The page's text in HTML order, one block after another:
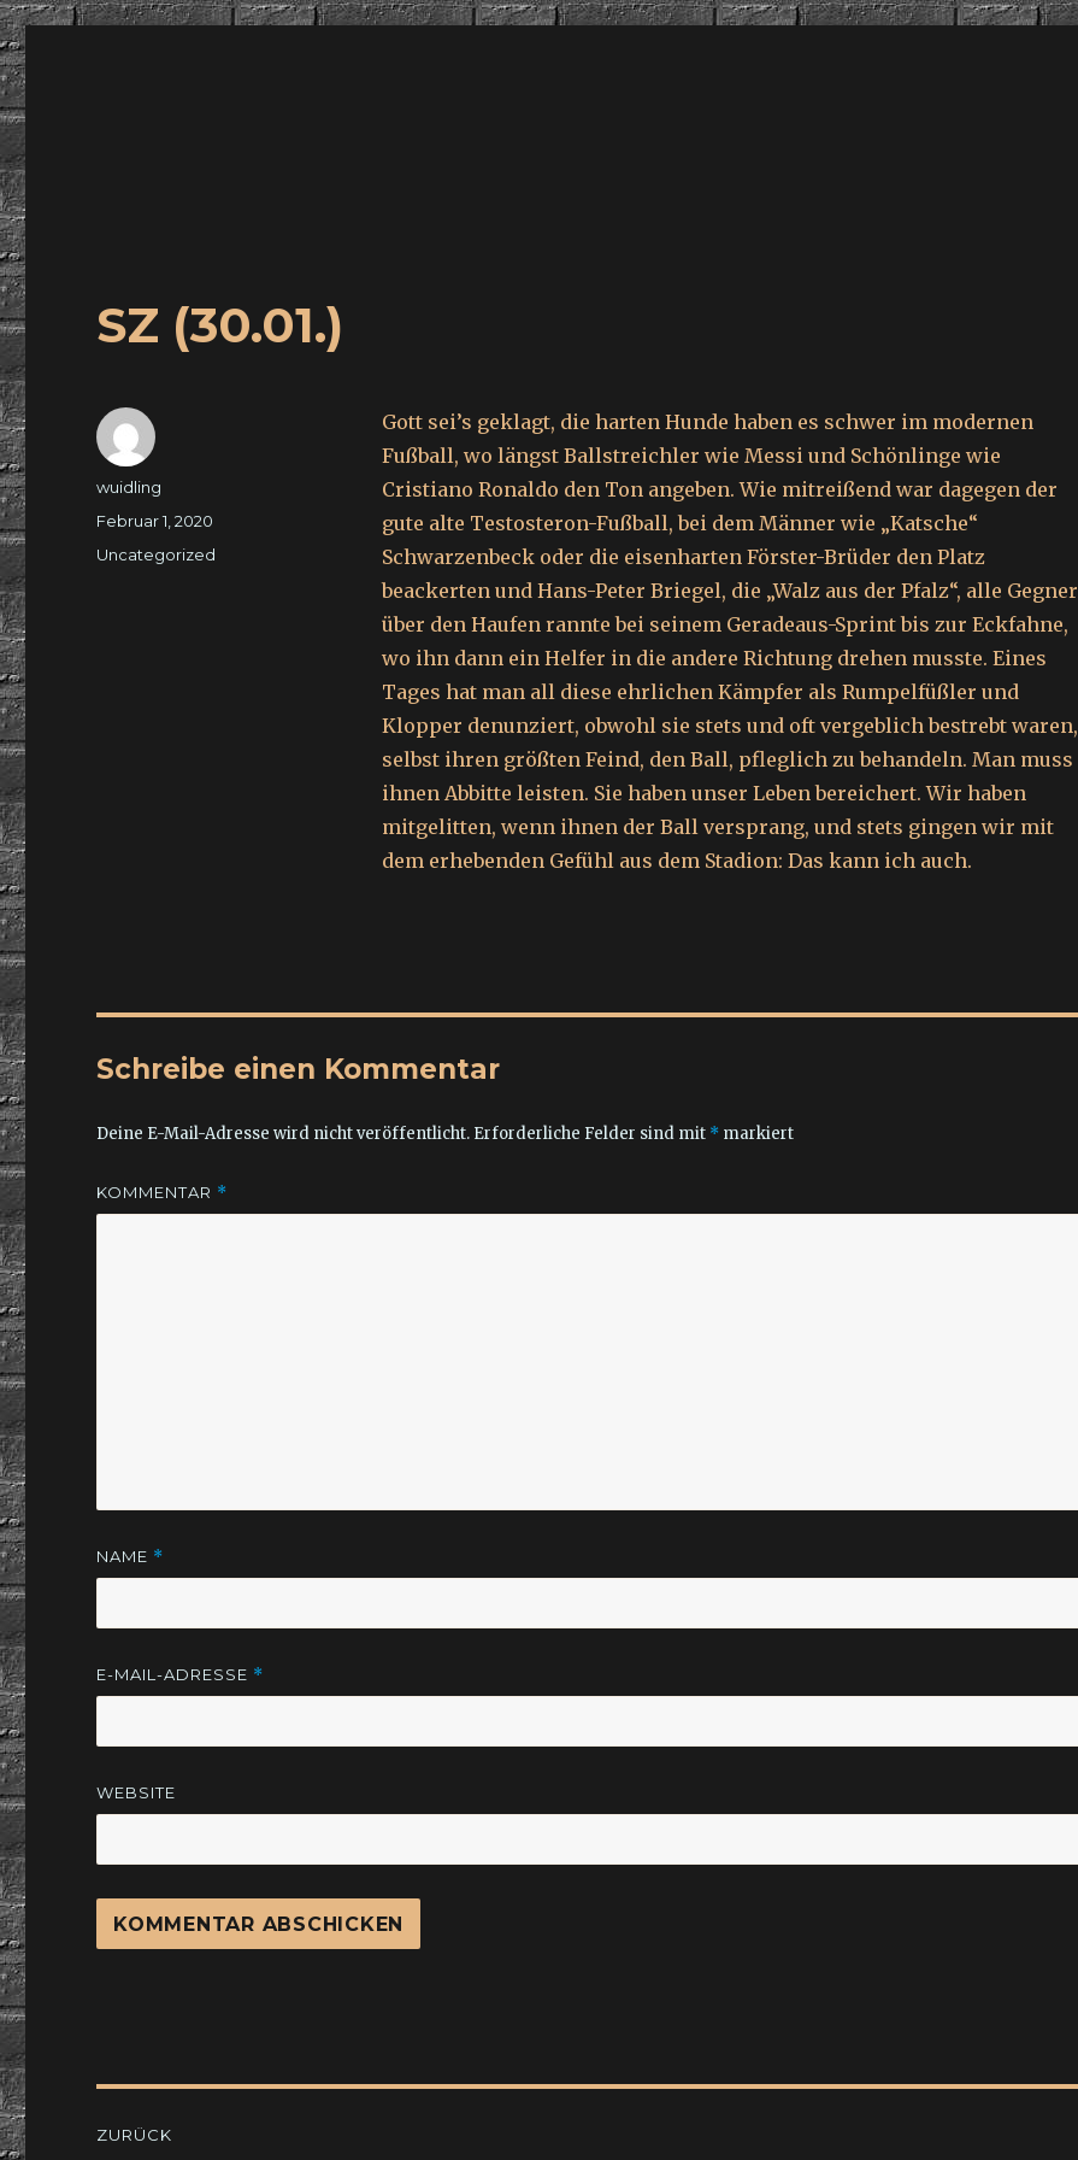
SZ (30.01.)
Gott sei’s geklagt, die harten Hunde haben es schwer im modernen
Fußball, wo längst Ballstreichler wie Messi und Schönlinge wie
Cristiano Ronaldo den Ton angeben. Wie mitreißend war dagegen der
gute alte Testosteron-Fußball, bei dem Männer wie „Katsche“
Schwarzenbeck oder die eisenharten Förster-Brüder den Platz
beackerten und Hans-Peter Briegel, die „Walz aus der Pfalz“, alle Gegner
über den Haufen rannte bei seinem Geradeaus-Sprint bis zur Eckfahne,
wo ihn dann ein Helfer in die andere Richtung drehen musste. Eines
Tages hat man all diese ehrlichen Kämpfer als Rumpelfüßler und
Klopper denunziert, obwohl sie stets und oft vergeblich bestrebt waren,
selbst ihren größten Feind, den Ball, pfleglich zu behandeln. Man muss
ihnen Abbitte leisten. Sie haben unser Leben bereichert. Wir haben
mitgelitten, wenn ihnen der Ball versprang, und stets gingen wir mit
dem erhebenden Gefühl aus dem Stadion: Das kann ich auch.
Autor
wuidling
Veröffentlicht
Februar 1, 2020
Kategorien
Uncategorized
Schreibe einen Kommentar
Deine E-Mail-Adresse wird nicht veröffentlicht. Erforderliche Felder sind mit * markiert
KOMMENTAR *
NAME *
E-MAIL-ADRESSE *
WEBSITE
ZURÜCK